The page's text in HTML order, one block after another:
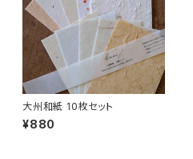
大州和紙 10枚セット
¥880